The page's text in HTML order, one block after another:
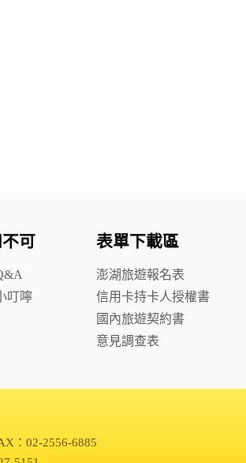
可
叮嚀
表單下載區
澎湖旅遊報名表
信用卡持卡人授權書
國內旅遊契約書
意見調查表
：02-2556-6885